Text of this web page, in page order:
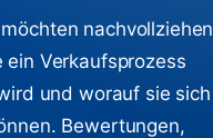
nachvollziehen
ein Verkaufsprozess
und worauf sie sich
Bewertungen,